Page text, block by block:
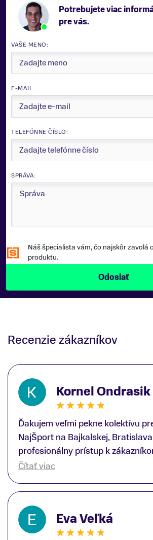
Potrebujete viac
pre vás.
VAŠE MENO:
E-MAIL:
TELEFÓNNE ČÍSLO:
SPRÁVA:
Náš špecialista vám, čo najskôr zavolá
produktu.
Recenzie zákazníkov
Kornel Ondrasik
Ďakujem veľmi pekne kolektívu
NajŠport na Bajkalskej,
profesionálny prístup k
ďakujem špecialistovi Martinovi
lyžiarskej obuvi, ako aj prilby..
Atomic; Pán Martin Guniš mi svojou
odbornosťou otvoril nové obzory a
som sa, vďaka jeho
Čítať viac
Eva Veľká